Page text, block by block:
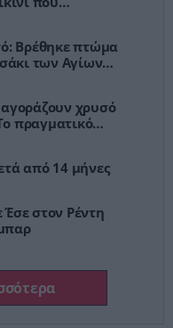
Βρέθηκε πτώμα
των Αγίων
αγοράζουν χρυσό
πραγματικό
από 14 μήνες
Έσε στον Ρέντη